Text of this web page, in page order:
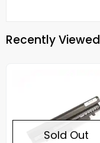
Recently Viewed
Sold Out